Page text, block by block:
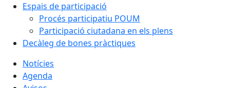
Espais de participació
Procés participatiu POUM
Participació ciutadana en els plens
Decàleg de bones pràctiques
Notícies
Agenda